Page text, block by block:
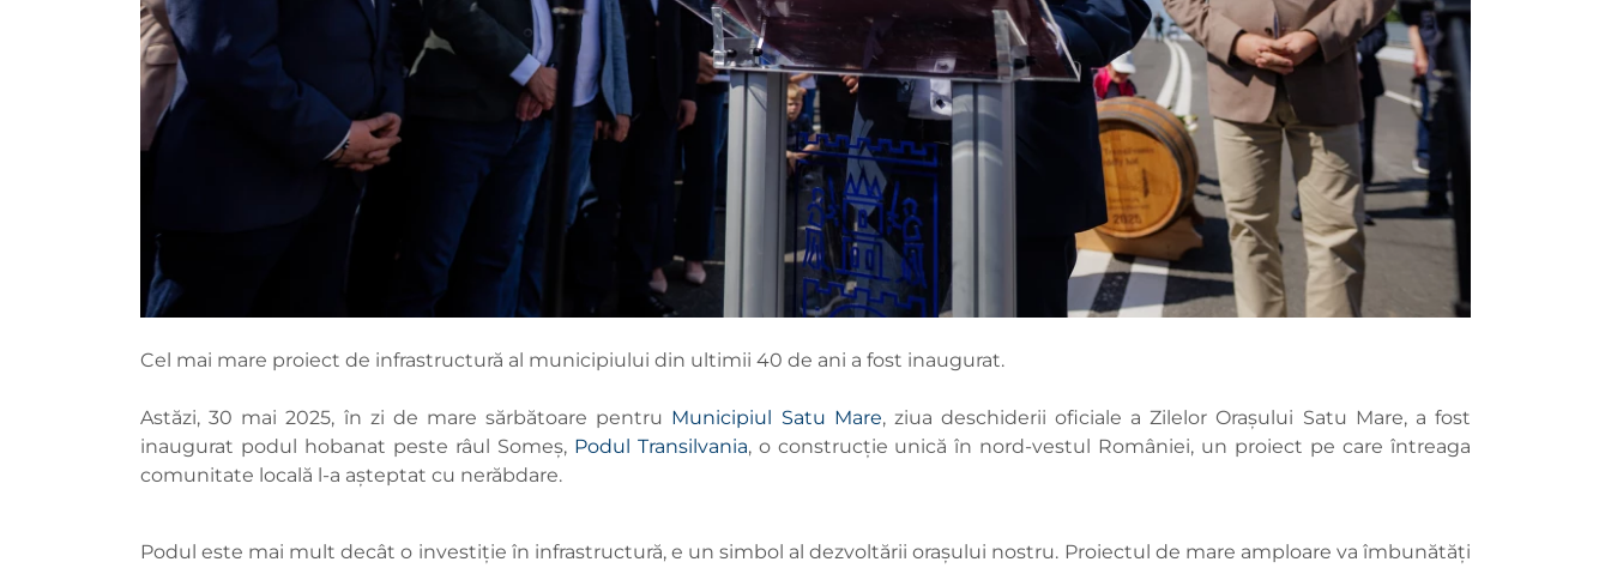
Cel mai mare proiect de infrastructură al municipiului din ultimii 40 de ani a fost inaugurat.
Astăzi, 30 mai 2025, în zi de mare sărbătoare pentru Municipiul Satu Mare, ziua deschiderii oficiale a Zilelor Orașului Satu Mare, a fost
inaugurat podul hobanat peste râul Someș,Podul Transilvania, o construcție unică în nord-vestul României, un proiect pe care întreaga
comunitate locală l-a așteptat cu nerăbdare.
Podul este mai mult decât o investiție în infrastructură, e un simbol al dezvoltării orașului nostru. Proiectul de mare amploare va îmbunătăți